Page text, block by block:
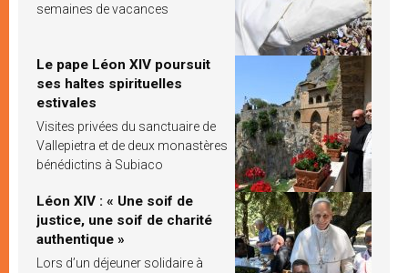
semaines de vacances
Le pape Léon XIV poursuit
ses haltes spirituelles
estivales
Visites privées du sanctuaire de
Vallepietra et de deux monastères
bénédictins à Subiaco
Léon XIV : « Une soif de
justice, une soif de charité
authentique »
Lors d’un déjeuner solidaire à